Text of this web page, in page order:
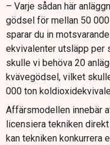
– Varje sådan här
gödsel för mellan 50
sparar du in
ekvivalenter utsläpp per
skulle vi behöva 20
kvävegödsel, vilket
000 ton
Affärsmodellen innebär
licensiera tekniken
kan tekniken konkurrera